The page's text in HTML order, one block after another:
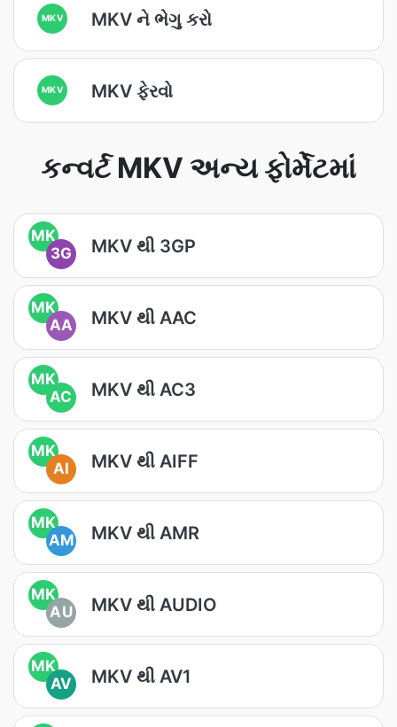
MKV MKV ને ભેગુ કરો
MKV MKV ફેરવો
કન્વર્ટ MKV અન્ય ફોર્મેટમાં
MK
3G
MKV થી 3GP
MK
AA
MKV થી AAC
MK
AC
MKV થી AC3
MK
AI
MKV થી AIFF
MK
AM
MKV થી AMR
MK
AU
MKV થી AUDIO
MK
AV
MKV થી AV1